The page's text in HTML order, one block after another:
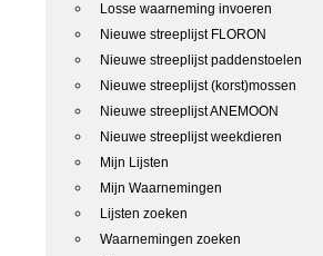
Losse waarneming invoeren
Nieuwe streeplijst FLORON
Nieuwe streeplijst paddenstoelen
Nieuwe streeplijst (korst)mossen
Nieuwe streeplijst ANEMOON
Nieuwe streeplijst weekdieren
Mijn Lijsten
Mijn Waarnemingen
Lijsten zoeken
Waarnemingen zoeken